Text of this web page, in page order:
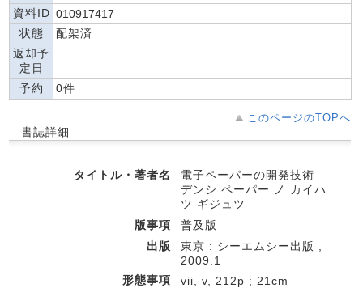
資料ID 010917417
状態
配架済
返却予
定日
予約
0件
このページのTOPへ
書誌詳細
タイトル・著者名
電子ペーパーの開発技術
デンシ ペーパー ノ カイハ
ツ ギジュツ
版事項
普及版
出版
東京 : シーエムシー出版 ,
2009.1
形態事項
vii, v, 212p ; 21cm